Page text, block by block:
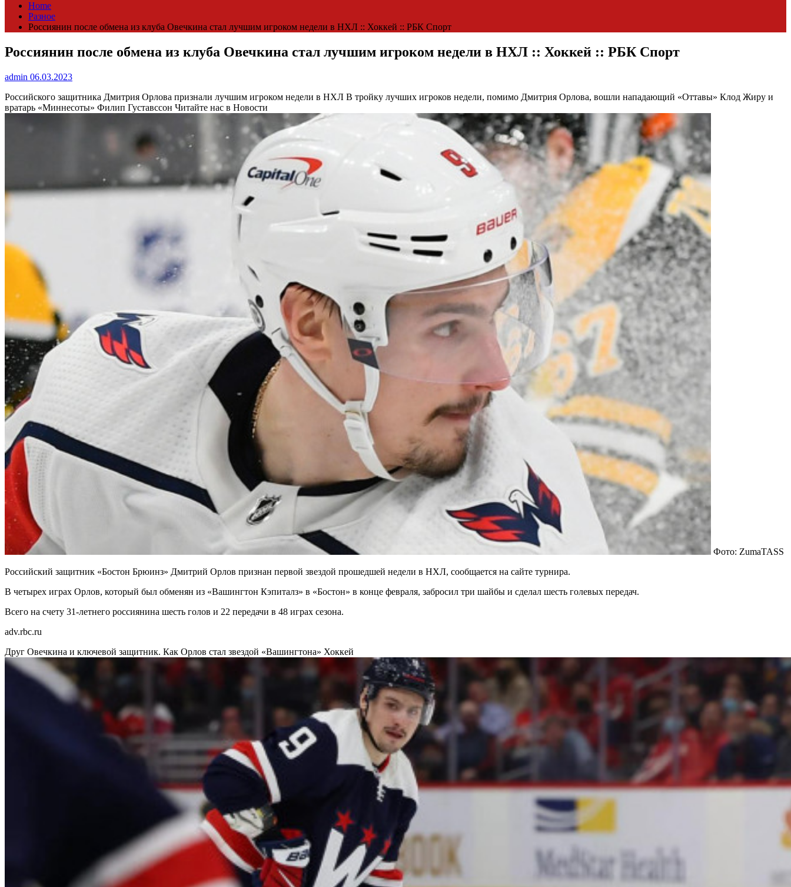
Home
Разное
Россиянин после обмена из клуба Овечкина стал лучшим игроком недели в НХЛ :: Хоккей :: РБК Спорт
Россиянин после обмена из клуба Овечкина стал лучшим игроком недели в НХЛ :: Хоккей :: РБК Спорт
admin 06.03.2023
Российского защитника Дмитрия Орлова признали лучшим игроком недели в НХЛ В тройку лучших игроков недели, помимо Дмитрия Орлова, вошли нападающий «Оттавы» Клод Жиру и
вратарь «Миннесоты» Филип Густавссон Читайте нас в Новости
Фото: ZumaTASS
Российский защитник «Бостон Брюинз» Дмитрий Орлов признан первой звездой прошедшей недели в НХЛ, сообщается на сайте турнира.
В четырех играх Орлов, который был обменян из «Вашингтон Кэпиталз» в «Бостон» в конце февраля, забросил три шайбы и сделал шесть голевых передач.
Всего на счету 31-летнего россиянина шесть голов и 22 передачи в 48 играх сезона.
adv.rbc.ru
Друг Овечкина и ключевой защитник. Как Орлов стал звездой «Вашингтона» Хоккей